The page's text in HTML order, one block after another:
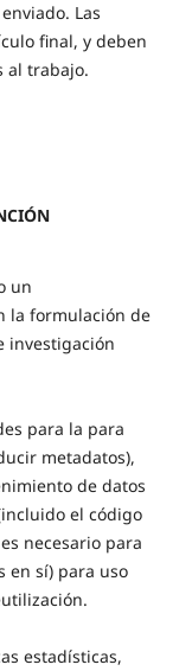
Las
final, y deben
al trabajo.
un
la formulación de
investigación
para la para
metadatos),
de datos
el código
necesario para
en sí) para uso
estadísticas,